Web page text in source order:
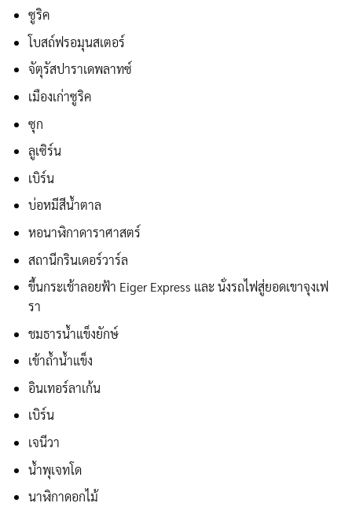
ซูริค
โบสถ์ฟรอมุนสเตอร์
จัตุรัสปาราเดพลาทซ์
เมืองเก่าซูริค
ซุก
ลูเซิร์น
เบิร์น
บ่อหมีสีน้ำตาล
หอนาฬิกาดาราศาสตร์
สถานีกรินเดอร์วาร์ล
ขึ้นกระเช้าลอยฟ้า Eiger Express และ นั่งรถไฟสู่ยอดเขาจุงเฟ
รา
ชมธารน้ำแข็งยักษ์
เข้าถ้ำน้ำแข็ง
อินเทอร์ลาเก้น
เบิร์น
เจนีวา
น้ำพุเจทโด
นาฬิกาดอกไม้